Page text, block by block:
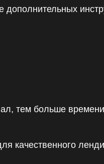
дополнительных
тем больше
качественного